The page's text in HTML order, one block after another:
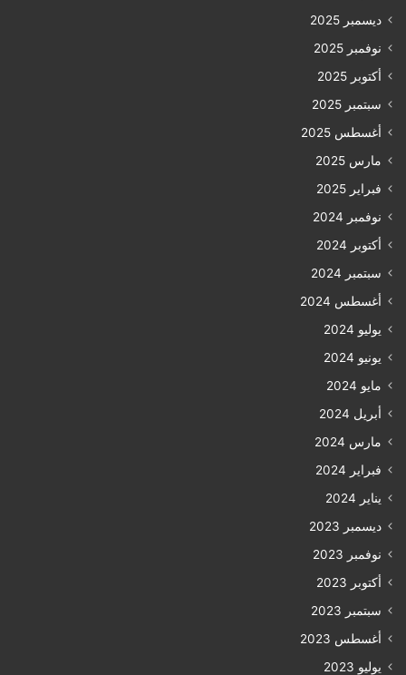
ديسمبر 2025
نوفمبر 2025
أكتوبر 2025
سبتمبر 2025
أغسطس 2025
مارس 2025
فبراير 2025
نوفمبر 2024
أكتوبر 2024
سبتمبر 2024
أغسطس 2024
يوليو 2024
يونيو 2024
مايو 2024
أبريل 2024
مارس 2024
فبراير 2024
يناير 2024
ديسمبر 2023
نوفمبر 2023
أكتوبر 2023
سبتمبر 2023
أغسطس 2023
يوليو 2023